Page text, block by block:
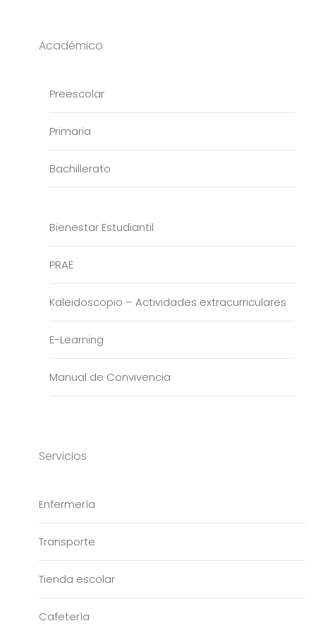
Académico
Preescolar
Primaria
Bachillerato
Bienestar Estudiantil
PRAE
Kaleidoscopio – Actividades extracurriculares
E-Learning
Manual de Convivencia
Servicios
Enfermería
Transporte
Tienda escolar
Cafetería